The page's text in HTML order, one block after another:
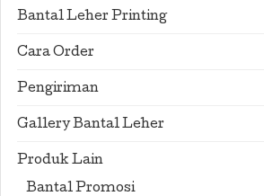
Bantal Leher Printing
Cara Order
Pengiriman
Gallery Bantal Leher
Produk Lain
Bantal Promosi